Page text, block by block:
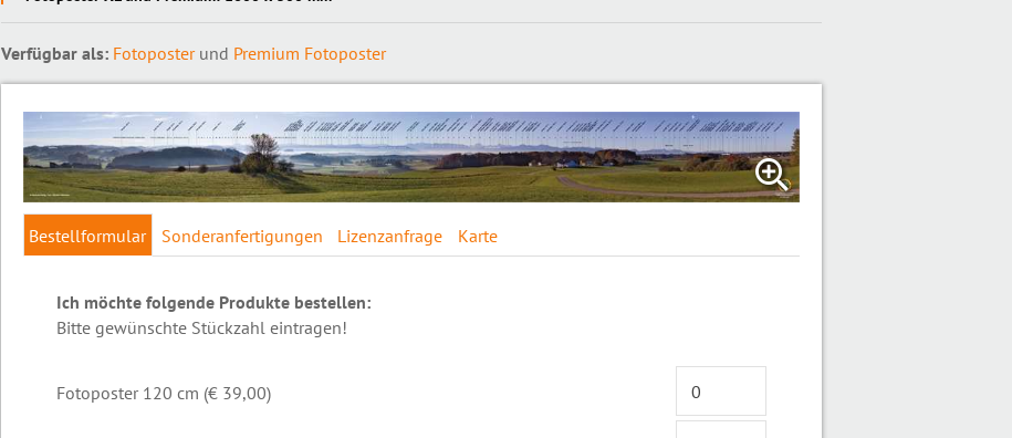
Verfügbar als: Fotoposterund Premium Fotoposter
Bestellformular Sonderanfertigungen Lizenzanfrage Karte
Ich möchte folgende Produkte bestellen:
Bitte gewünschte Stückzahl eintragen!
Fotoposter 120 cm (€ 39,00)